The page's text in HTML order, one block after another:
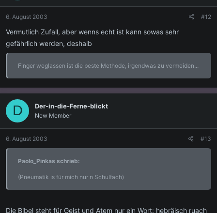
6. August 2003 #12
Vermutlich Zufall, aber wenns echt ist kann sowas sehr
gefährlich werden, deshalb
Finger weglassen ist die beste Methode, irgendwas zu vermeiden...
D Der-in-die-Ferne-blickt
New Member
6. August 2003 #13
Paolo_Pinkas schrieb:
(Pneumatik is für mich nur n Schulfach)
Die Bibel steht für Geist und Atem nur ein Wort: hebräisch ruach